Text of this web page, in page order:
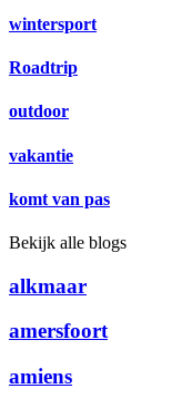
wintersport
Roadtrip
outdoor
vakantie
komt van pas
Bekijk alle blogs
alkmaar
amersfoort
amiens